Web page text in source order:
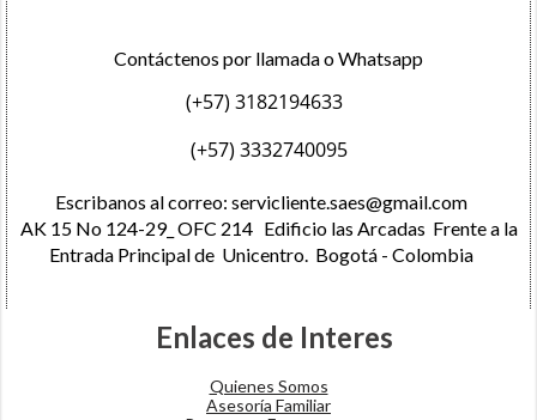
Contáctenos por llamada o Whatsapp
(+57) 3182194633
(+57) 3332740095
Escribanos al correo: servicliente.saes@gmail.com
AK 15 No 124-29_ OFC 214 Edificio las Arcadas Frente a la
Entrada Principal de Unicentro. Bogotá - Colombia
Enlaces de Interes
Quienes Somos
Asesoría Familiar